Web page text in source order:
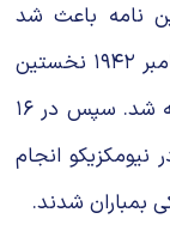
نامه باعث شد
آمریکا پروژه منهتن را آغاز کند. در دوم دسامبر ۱۹۴۲ نخستین
راکتور اتمی دنیا در دانشگاه شیکاگو ساخته شد. سپس در ۱۶
در نیومکزیکو انجام
بمباران شدند.